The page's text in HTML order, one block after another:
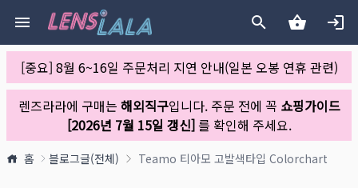
[중요] 8월 6~16일 주문처리 지연 안내(일본 오봉 연휴 관련)
렌즈라라에 구매는 해외직구입니다. 주문 전에 꼭 쇼핑가이드
[2026년 7월 15일 갱신]를 확인해 주세요.
홈 블로그글(전체) Teamo 티아모 고발색타입 Colorchart